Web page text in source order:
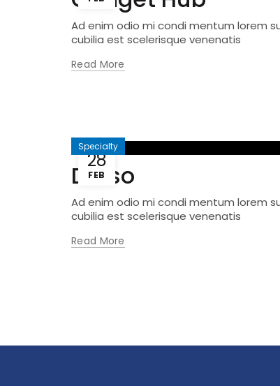
Ad enim odio mi condi mentum lorem
cubilia est scelerisque venenatis
Read More
28
FEB
Specialty
Daiso
Ad enim odio mi condi mentum lorem
cubilia est scelerisque venenatis
Read More